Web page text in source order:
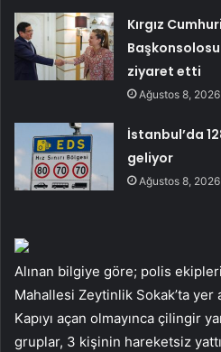
Kırgız
ziyaret etti
Ağustos 8, 2026
İstanbul’da
geliyor
Ağustos 8, 2026
Alınan bilgiye göre; polis
Mahallesi Zeytinlik Sokak’ta
Kapıyı açan olmayınca çilingir
gruplar, 3 kişinin hareketsiz